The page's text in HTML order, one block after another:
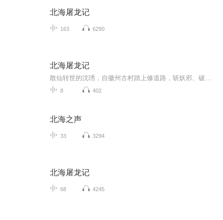
北海屠龙记
163 6290
北海屠龙记
8 402
北海之声
33 3294
北海屠龙记
68 4245